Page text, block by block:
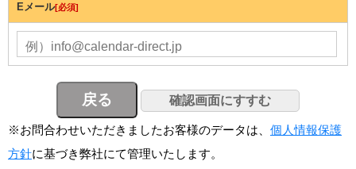
Eメール[必須]
※お問合わせいただきましたお客様のデータは、 個人情報保護
方針に基づき弊社にて管理いたします。